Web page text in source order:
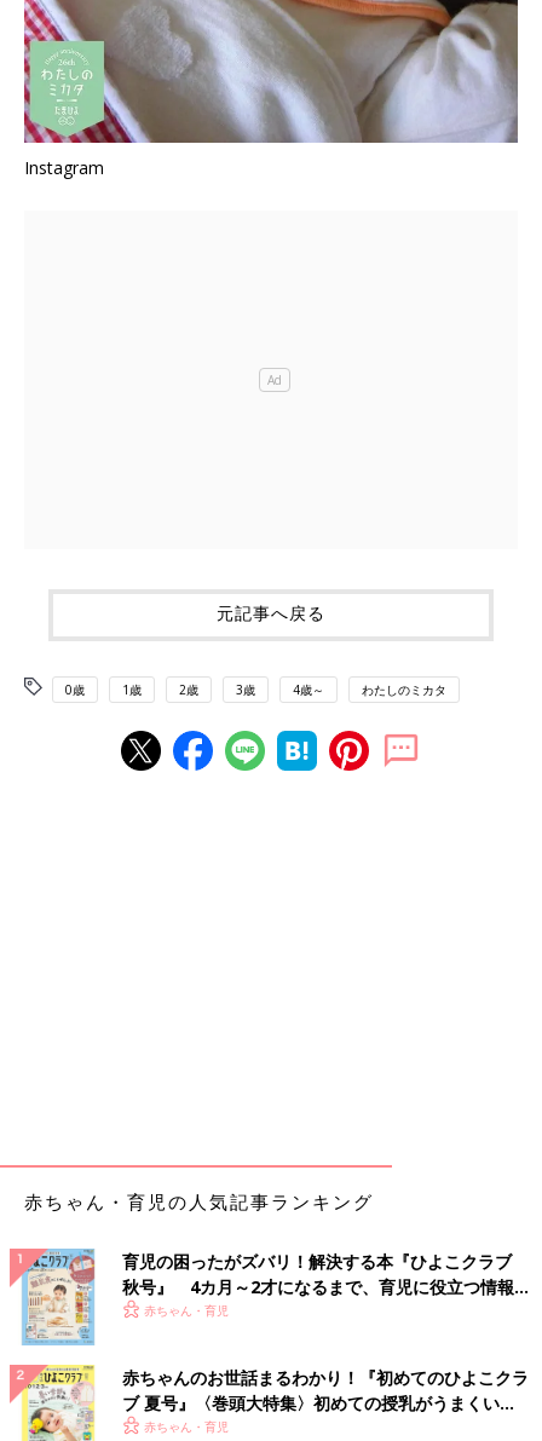
Instagram
元記事へ戻る
0歳 1歳 2歳 3歳 4歳～ わたしのミカタ
赤ちゃん・育児の人気記事ランキング
育児の困ったがズバリ！解決する本『ひよこクラブ
秋号』 4カ月～2才になるまで、育児に役立つ情報が
いっぱい！
赤ちゃん・育児
赤ちゃんのお世話まるわかり！『初めてのひよこクラ
ブ 夏号』〈巻頭大特集〉初めての授乳がうまくい
く！ おっぱい・ミルクの基本と夏のトラブル 解決テ
赤ちゃん・育児